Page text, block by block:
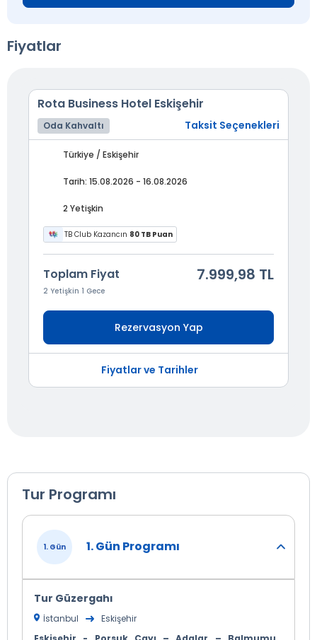
Fiyatlar
Rota Business Hotel Eskişehir
Oda Kahvaltı Taksit Seçenekleri
Türkiye / Eskişehir
Tarih: 15.08.2026 - 16.08.2026
2 Yetişkin
TB Club Kazancın 80 TB Puan
Toplam Fiyat
2 Yetişkin 1 Gece
7.999,98 TL
Rezervasyon Yap
Fiyatlar ve Tarihler
Tur Programı
1. Gün 1. Gün Programı
Tur Güzergahı
İstanbul
Eskişehir